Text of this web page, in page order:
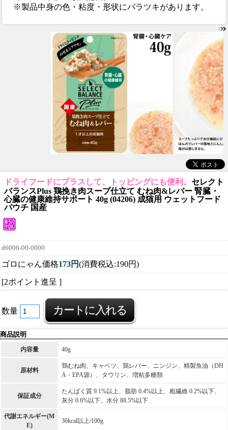
※製品中身の色・粘度・形状にバラツキがあります。
ドライフードにプラスして、トッピングにも便利。 セレクト
バランスPlus 鶏挽き肉スープ仕立て むね肉&レバー 腎臓・
心臓の健康維持サポート 40g (04206) 成猫用 ウェットフード
パウチ 国産
d6006-00-0000
ゴロにゃん価格173円(消費税込:190円)
[2ポイント進呈 ]
数量
商品説明
内容量 40g
原材料
鶏むね肉、キャベツ、鶏レバー、ニンジン、精製魚油（DH
A・EPA源）、タウリン、増粘多糖類
保証成分
たんぱく質 9.1%以上、脂肪 0.4%以上、粗繊維 0.2%以下、
灰分 0.6%以下、水分 88.5%以下
代謝エネルギー(M
E)
36kcal以上/100g